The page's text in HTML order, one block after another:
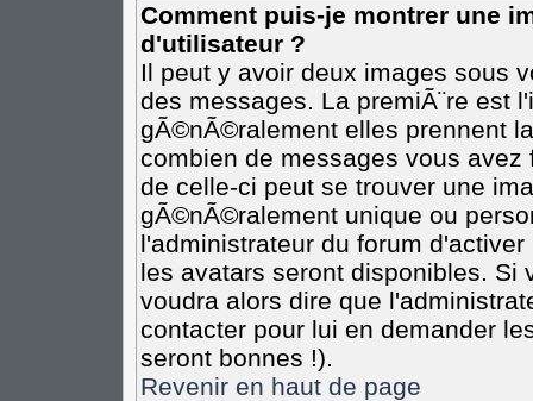
Comment puis-je montrer une
d'utilisateur ?
Il peut y avoir deux images sous
des messages. La premiÃ¨re est
gÃ©nÃ©ralement elles prennent
combien de messages vous
de celle-ci peut se trouver une
gÃ©nÃ©ralement unique ou
l'administrateur du forum
les avatars seront disponibles. Si
voudra alors dire que
contacter pour lui en demander
seront bonnes !).
Revenir en haut de page